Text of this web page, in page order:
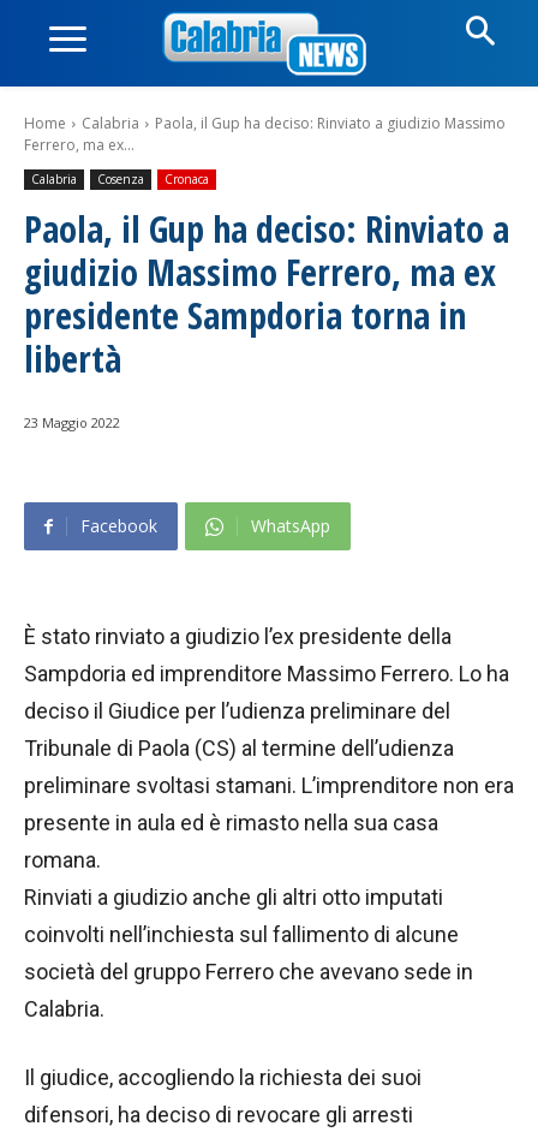
Home Calabria
Paola, il Gup ha deciso: Rinviato a giudizio Massimo
Ferrero, ma ex...
Calabria Cosenza Cronaca
Paola, il Gup ha deciso: Rinviato a
giudizio Massimo Ferrero, ma ex
presidente Sampdoria torna in
libertà
23 Maggio 2022
Facebook WhatsApp
È stato rinviato a giudizio l’ex presidente della
Sampdoria ed imprenditore Massimo Ferrero. Lo ha
deciso il Giudice per l’udienza preliminare del
Tribunale di Paola (CS) al termine dell’udienza
preliminare svoltasi stamani. L’imprenditore non era
presente in aula ed è rimasto nella sua casa
romana.
Rinviati a giudizio anche gli altri otto imputati
coinvolti nell’inchiesta sul fallimento di alcune
società del gruppo Ferrero che avevano sede in
Calabria.
Il giudice, accogliendo la richiesta dei suoi
difensori, ha deciso di revocare gli arresti